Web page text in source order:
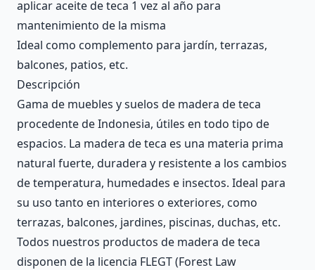
aplicar aceite de teca 1 vez al año para
mantenimiento de la misma
Ideal como complemento para jardín, terrazas,
balcones, patios, etc.
Descripción
Gama de muebles y suelos de madera de teca
procedente de Indonesia, útiles en todo tipo de
espacios. La madera de teca es una materia prima
natural fuerte, duradera y resistente a los cambios
de temperatura, humedades e insectos. Ideal para
su uso tanto en interiores o exteriores, como
terrazas, balcones, jardines, piscinas, duchas, etc.
Todos nuestros productos de madera de teca
disponen de la licencia FLEGT (Forest Law